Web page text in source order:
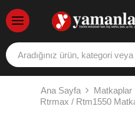
Ana Sayfa Matkaplar
Rtrmax / Rtm1550